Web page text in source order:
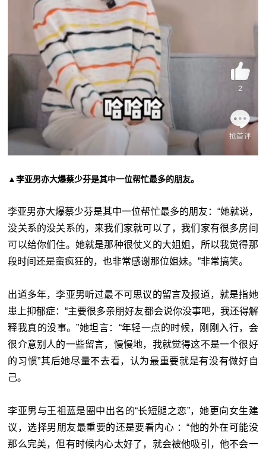
▲李亚男亦大爆蔡少芬是其中一位帮忙最多的朋友。
李亚男亦大爆蔡少芬是其中一位帮忙最多的朋友：“她就说，
没关系的没关系的，来我们家就可以了，我们家有很多房间
可以给你们住。她就是那种很仗义的大姐姐，所以我觉得那
段时间还是蛮疯狂的，也非常感谢那位姐妹。”非常搞笑。
出道多年，李亚男听过最不可思议的留言及报道，就是指她
患上抑郁症：“主要很多亲朋好友都会说你没事吧，我还得解
释我真的没事。”她坦言：“年轻一点的时候，刚刚入行，会
很介意别人的一些留言，慢慢地，我就觉得这不是一个很好
的习惯”其后她尽量不去看，认为最重要就是有没有做好自
己。
李亚男与王祖蓝是圈中出名的“长短腿之恋”，她更向女生建
议，选择男朋友最重要的还是要看内心 ：“他的外在可能没
那么完美，但有时候内心太好了，就会被他吸引，他不会一